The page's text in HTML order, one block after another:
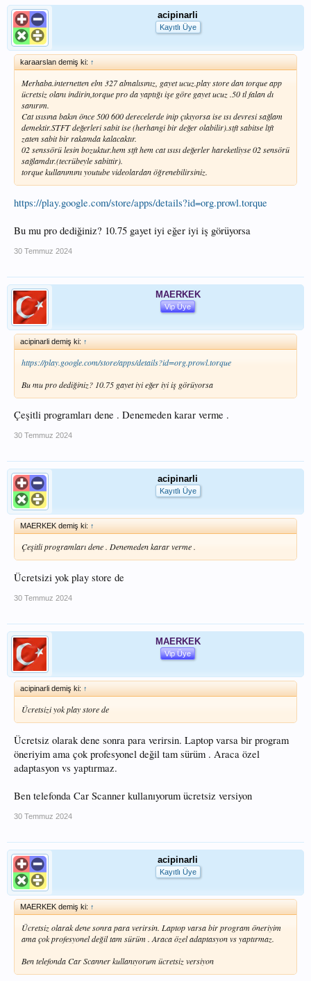
acipinarli
Kayıtlı Üye
karaarslan demiş ki: ↑
Merhaba.internetten elm 327 almalısınız, gayet ucuz.play store dan torque app
ücretsiz olanı indirin,torque pro da yaptığı işe göre gayet ucuz .50 tl falan dı
sanırım.
Cat ısısına bakın önce 500 600 derecelerde inip çıkıyorsa ise ısı devresi sağlam
demektir.STFT değerleri sabit ise (herhangi bir değer olabilir).stft sabitse ltft
zaten sabit bir rakamda kalacaktır.
02 senssörü lesin bozuktur.hem stft hem cat ısısı değerler hareketliyse 02 sensörü
sağlamdır.(tecrübeyle sabittir).
torque kullanımını youtube videolardan öğrenebilirsiniz.
https://play.google.com/store/apps/details?id=org.prowl.torque
Bu mu pro dediğiniz? 10.75 gayet iyi eğer iyi iş görüyorsa
30 Temmuz 2024
MAERKEK
Vip Üye
acipinarli demiş ki: ↑
https://play.google.com/store/apps/details?id=org.prowl.torque
Bu mu pro dediğiniz? 10.75 gayet iyi eğer iyi iş görüyorsa
Çeşitli programları dene . Denemeden karar verme .
30 Temmuz 2024
acipinarli
Kayıtlı Üye
MAERKEK demiş ki: ↑
Çeşitli programları dene . Denemeden karar verme .
Ücretsizi yok play store de
30 Temmuz 2024
MAERKEK
Vip Üye
acipinarli demiş ki: ↑
Ücretsizi yok play store de
Ücretsiz olarak dene sonra para verirsin. Laptop varsa bir program
öneriyim ama çok profesyonel değil tam sürüm . Araca özel
adaptasyon vs yaptırmaz.
Ben telefonda Car Scanner kullanıyorum ücretsiz versiyon
30 Temmuz 2024
acipinarli
Kayıtlı Üye
MAERKEK demiş ki: ↑
Ücretsiz olarak dene sonra para verirsin. Laptop varsa bir program öneriyim
ama çok profesyonel değil tam sürüm . Araca özel adaptasyon vs yaptırmaz.
Ben telefonda Car Scanner kullanıyorum ücretsiz versiyon